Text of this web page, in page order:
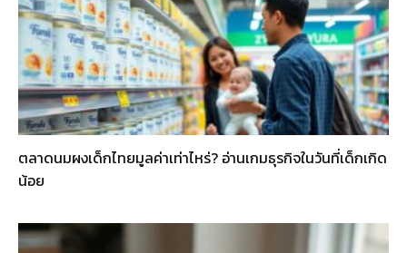
ตลาดนมผงเด็กไทยมูลค่าเท่าไหร่? อ่านเกมธุรกิจในวันที่เด็กเกิด
น้อย